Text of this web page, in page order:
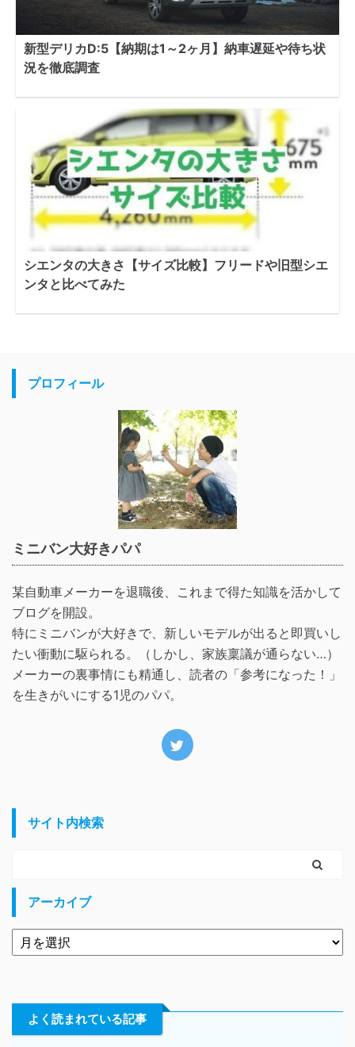
新型デリカD:5【納期は1～2ヶ月】納車遅延や待ち状
況を徹底調査
シエンタの大きさ【サイズ比較】フリードや旧型シエ
ンタと比べてみた
プロフィール
ミニバン大好きパパ
某自動車メーカーを退職後、これまで得た知識を活かして
ブログを開設。
特にミニバンが大好きで、新しいモデルが出ると即買いし
たい衝動に駆られる。（しかし、家族稟議が通らない…）
メーカーの裏事情にも精通し、読者の「参考になった！」
を生きがいにする1児のパパ。
サイト内検索
アーカイブ
よく読まれている記事